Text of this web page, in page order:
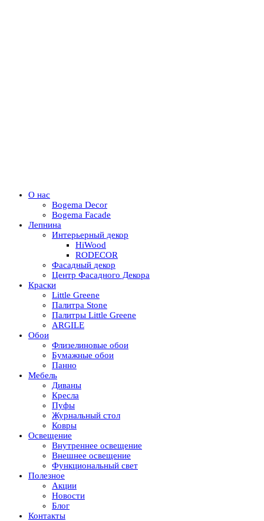
О нас
Bogema Decor
Bogema Facade
Лепнина
Интерьерный декор
HiWood
RODECOR
Фасадный декор
Центр Фасадного Декора
Краски
Little Greene
Палитра Stone
Палитры Little Greene
ARGILE
Обои
Флизелиновые обои
Бумажные обои
Панно
Мебель
Диваны
Кресла
Пуфы
Журнальный стол
Ковры
Освещение
Внутреннее освещение
Внешнее освещение
Функциональный свет
Полезное
Акции
Новости
Блог
Контакты